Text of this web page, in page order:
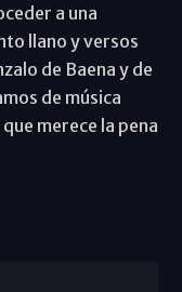
a una
llano y versos
de Baena y de
de música
merece la pena